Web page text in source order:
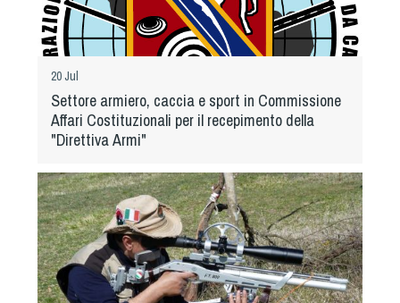
20 Jul
Settore armiero, caccia e sport in Commissione
Affari Costituzionali per il recepimento della
"Direttiva Armi"